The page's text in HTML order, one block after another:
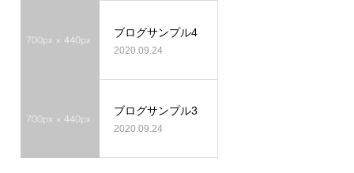
ブログサンプル4
2020.09.24
ブログサンプル3
2020.09.24